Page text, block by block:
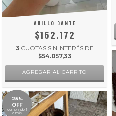
ANILLO DANTE
$162.172
3 CUOTAS SIN INTERÉS DE
$54.057,33
AGREGAR AL CARRITO
25%
OFF
comprando 1
o más